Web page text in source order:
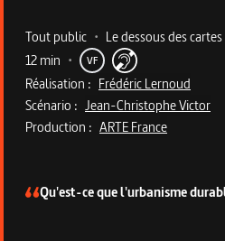
Metadata du programme
Tout public • Le dessous des cartes
12 min • VF
Réalisation : Frédéric Lernoud
Scénario : Jean-Christophe Victor
Production : ARTE France
Qu'est-ce que l'urbanisme